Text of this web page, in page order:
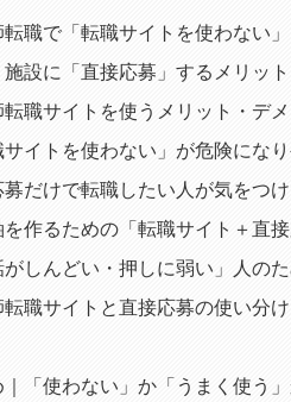
職で「転職サイトを使わない
設に「直接応募」するメリッ
職サイトを使うメリット・デメ
サイトを使わない」が危険にな
だけで転職したい人が気をつ
を作るための「転職サイト＋直
がしんどい・押しに弱い」人の
職サイトと直接応募の使い分け
｜「使わない」か「うまく使う